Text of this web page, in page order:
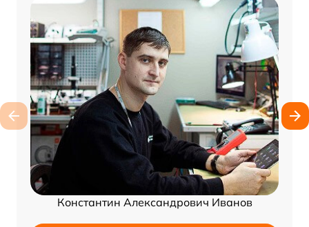
Константин Александрович Иванов